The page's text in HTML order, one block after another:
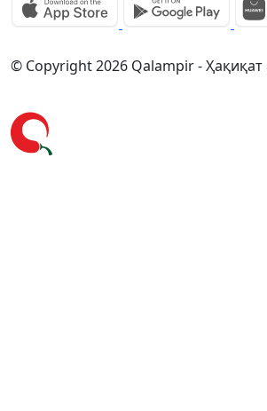
© Copyright 2026 Qalampir - Ҳақиқат